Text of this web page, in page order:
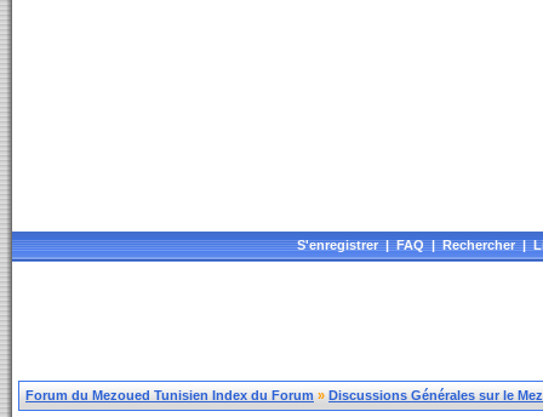
S'enregistrer|FAQ|Rechercher|
Forum du Mezoued Tunisien Index du Forum » Discussions Générales sur le